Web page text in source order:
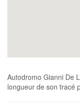
Autodromo Gianni De
longueur de son tracé